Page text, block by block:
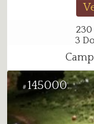
230
3
#145000